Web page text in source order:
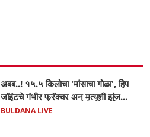
अबब..! १५.५ किलोचा 'मांसाचा गोळा', हिप
जॉइंटचे गंभीर फ्रॅक्चर अन् मृत्यूशी झुंज...
BULDANA LIVE